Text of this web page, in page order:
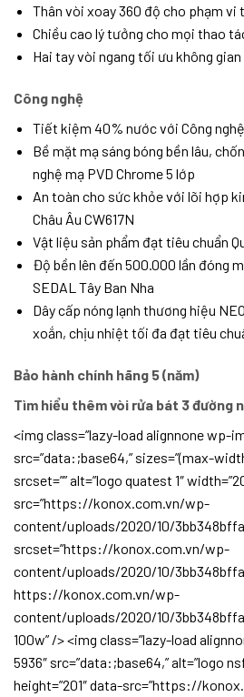
Thân vòi xoay 360 độ cho phạm vi
Chiều cao lý tưởng cho mọi thao
Hai tay vòi ngang tối ưu không gian
Công nghệ
Tiết kiệm 40% nước với Công
Bề mặt mạ sáng bóng bền lâu,
nghệ mạ PVD Chrome 5 lớp
An toàn cho sức khỏe với lõi hợp
Châu Âu CW617N
Vật liệu sản phẩm đạt tiêu chuẩn
Độ bền lên đến 500.000 lần đóng
SEDAL Tây Ban Nha
Dây cấp nóng lạnh thương hiệu
xoắn, chịu nhiệt tối đa đạt tiêu
Bảo hành chính hãng 5 (năm)
Tìm hiểu thêm vòi rửa bát 3 đường
<img class=”lazy-load alignnone wp-
src=”data:;base64,” sizes=”(max-
srcset=”” alt=”logo quatest 1″
src=”https://konox.com.vn/wp-
content/uploads/2020/10/
srcset=”https://konox.com.vn/wp-
content/uploads/2020/10/
https://konox.com.vn/wp-
content/uploads/2020/10/
100w” /> <img class=”lazy-load
5936″ src=”data:;base64,” alt=”logo
height=”201″ data-src=”https://